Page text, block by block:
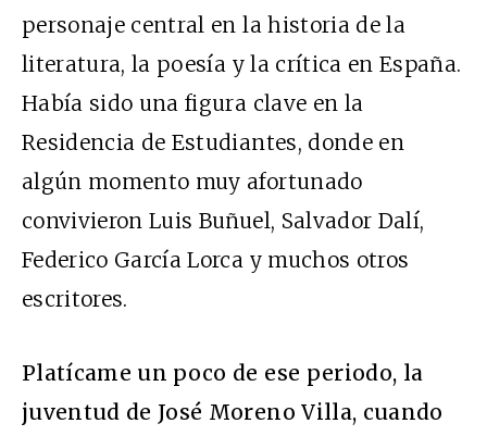
personaje central en la historia de la
literatura, la poesía y la crítica en España.
Había sido una figura clave en la
Residencia de Estudiantes, donde en
algún momento muy afortunado
convivieron Luis Buñuel, Salvador Dalí,
Federico García Lorca y muchos otros
escritores.
Platícame un poco de ese periodo, la
juventud de José Moreno Villa, cuando